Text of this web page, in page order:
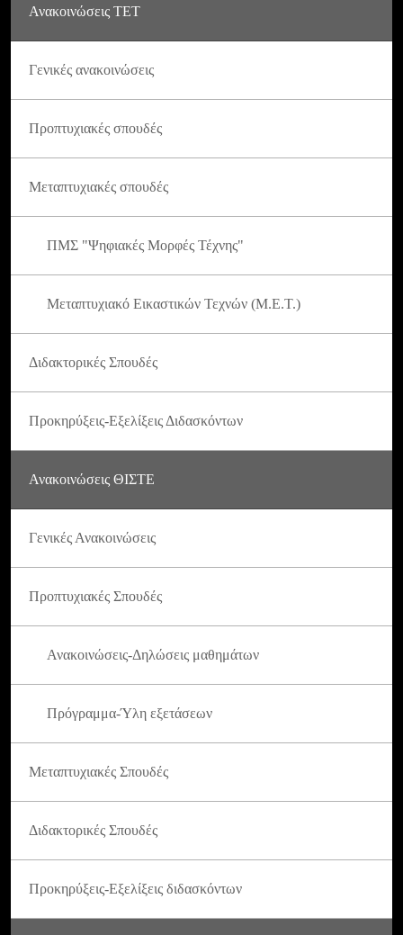
Ανακοινώσεις ΤΕΤ
Γενικές ανακοινώσεις
Προπτυχιακές σπουδές
Μεταπτυχιακές σπουδές
ΠΜΣ "Ψηφιακές Μορφές Τέχνης"
Μεταπτυχιακό Εικαστικών Τεχνών (Μ.Ε.Τ.)
Διδακτορικές Σπουδές
Προκηρύξεις-Εξελίξεις Διδασκόντων
Ανακοινώσεις ΘΙΣΤΕ
Γενικές Ανακοινώσεις
Προπτυχιακές Σπουδές
Ανακοινώσεις-Δηλώσεις μαθημάτων
Πρόγραμμα-Ύλη εξετάσεων
Μεταπτυχιακές Σπουδές
Διδακτορικές Σπουδές
Προκηρύξεις-Εξελίξεις διδασκόντων